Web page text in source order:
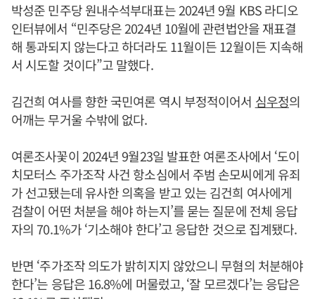
박성준 민주당 원내수석부대표는 2024년 9월 KBS 라디오
인터뷰에서 “민주당은 2024년 10월에 관련법안을 재표결
해 통과되지 않는다고 하더라도 11월이든 12월이든 지속해
서 시도할 것이다”고 말했다.
김건희 여사를 향한 국민여론 역시 부정적이어서 심우정의
어깨는 무거울 수밖에 없다.
여론조사꽃이 2024년 9월23일 발표한 여론조사에서 ‘도이
치모터스 주가조작 사건 항소심에서 주범 손모씨에게 유죄
가 선고됐는데 유사한 의혹을 받고 있는 김건희 여사에게
검찰이 어떤 처분을 해야 하는지’를 묻는 질문에 전체 응답
자의 70.1%가 ‘기소해야 한다’고 응답한 것으로 집계됐다.
반면 ‘주가조작 의도가 밝히지지 않았으니 무혐의 처분해야
한다’는 응답은 16.8%에 머물렀고, ‘잘 모르겠다’는 응답은